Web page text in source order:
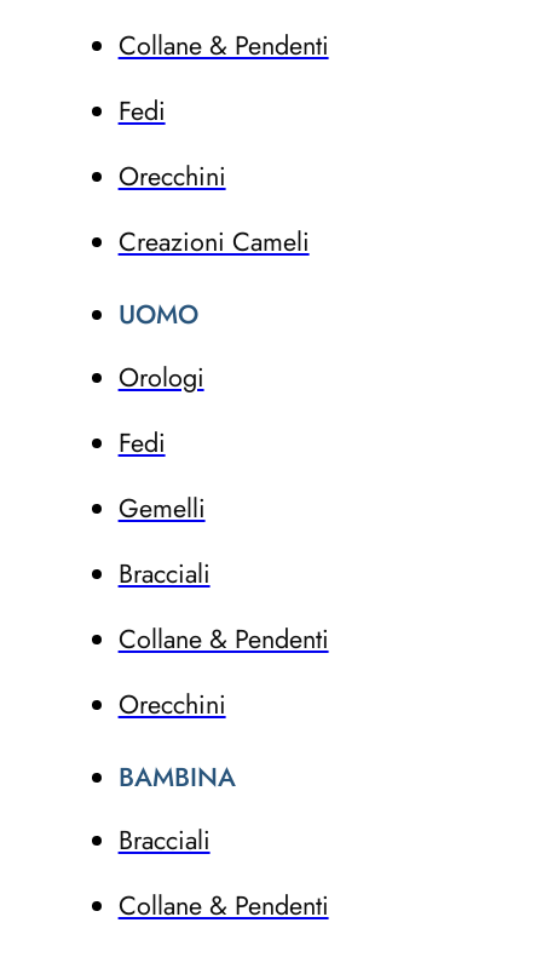
Collane & Pendenti
Fedi
Orecchini
Creazioni Cameli
UOMO
Orologi
Fedi
Gemelli
Bracciali
Collane & Pendenti
Orecchini
BAMBINA
Bracciali
Collane & Pendenti